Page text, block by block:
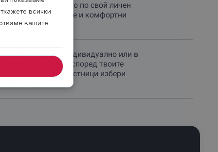
дошъл в облекло по свой личен
удобните и комфортни
се провежда индивидуално или в
6-8 човека), според твоите
За повече участници избери
всички
вашите